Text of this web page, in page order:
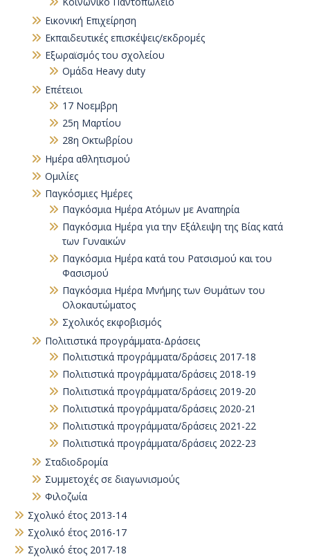
Εικονική Επιχείρηση
Εκπαιδευτικές επισκέψεις/εκδρομές
Εξωραϊσμός του σχολείου
Ομάδα Heavy duty
Επέτειοι
17 Νοεμβρη
25η Μαρτίου
28η Οκτωβρίου
Ημέρα αθλητισμού
Ομιλίες
Παγκόσμιες Ημέρες
Παγκόσμια Ημέρα Ατόμων με Αναπηρία
Παγκόσµια Ηµέρα για την Εξάλειψη της Βίας κατά
των Γυναικών
Παγκόσμια Ημέρα κατά του Ρατσισμού και του
Φασισμού
Παγκόσμια Ημέρα Μνήμης των Θυμάτων του
Ολοκαυτώματος
Σχολικός εκφοβισμός
Πολιτιστικά προγράμματα-Δράσεις
Πολιτιστικά προγράμματα/δράσεις 2017-18
Πολιτιστικά προγράμματα/δράσεις 2018-19
Πολιτιστικά προγράμματα/δράσεις 2019-20
Πολιτιστικά προγράμματα/δράσεις 2020-21
Πολιτιστικά προγράμματα/δράσεις 2021-22
Πολιτιστικά προγράμματα/δράσεις 2022-23
Σταδιοδρομία
Συμμετοχές σε διαγωνισμούς
Φιλοζωία
Σχολικό έτος 2013-14
Σχολικό έτος 2016-17
Σχολικό έτος 2017-18